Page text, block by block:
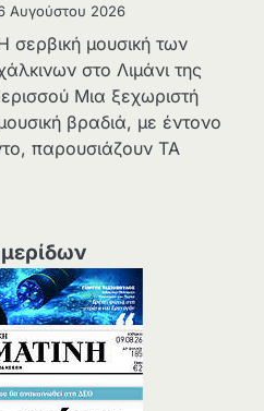
Αυγούστου 2026
σερβική μουσική των
στο Λιμάνι της
Μια ξεχωριστή
βραδιά, με έντονο
παρουσιάζουν ΤΑ